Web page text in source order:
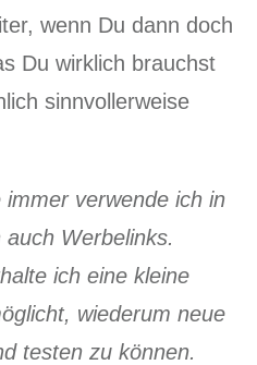
wenn Du dann doch
Du wirklich brauchst
sinnvollerweise
verwende ich in
Werbelinks.
ich eine kleine
wiederum neue
testen zu können.